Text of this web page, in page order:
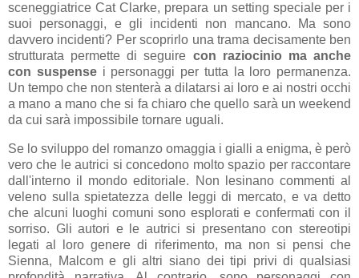
sceneggiatrice Cat Clarke, prepara un setting speciale per i
suoi personaggi, e gli incidenti non mancano. Ma sono
davvero incidenti? Per scoprirlo una trama decisamente ben
strutturata permette di seguire con raziocinio ma anche
con suspensei personaggi per tutta la loro permanenza.
Un tempo che non stenterà a dilatarsi ai loro e ai nostri occhi
a mano a mano che si fa chiaro che quello sarà un weekend
da cui sarà impossibile tornare uguali.
Se lo sviluppo del romanzo omaggia i gialli a enigma, è però
vero che le autrici si concedono molto spazio per raccontare
dall'interno il mondo editoriale. Non lesinano commenti al
veleno sulla spietatezza delle leggi di mercato, e va detto
che alcuni luoghi comuni sono esplorati e confermati con il
sorriso. Gli autori e le autrici si presentano con stereotipi
legati al loro genere di riferimento, ma non si pensi che
Sienna, Malcom e gli altri siano dei tipi privi di qualsiasi